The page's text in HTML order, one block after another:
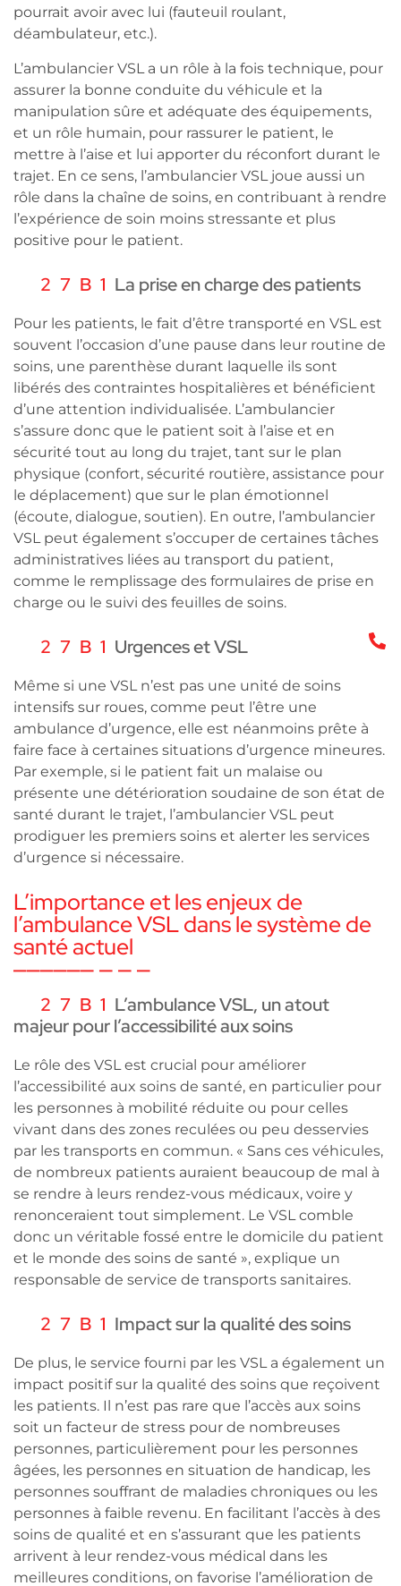
pourrait avoir avec lui (fauteuil roulant,
déambulateur, etc.).
L’ambulancier VSL a un rôle à la fois technique, pour
assurer la bonne conduite du véhicule et la
manipulation sûre et adéquate des équipements,
et un rôle humain, pour rassurer le patient, le
mettre à l’aise et lui apporter du réconfort durant le
trajet. En ce sens, l’ambulancier VSL joue aussi un
rôle dans la chaîne de soins, en contribuant à rendre
l’expérience de soin moins stressante et plus
positive pour le patient.
La prise en charge des patients
Pour les patients, le fait d’être transporté en VSL est
souvent l’occasion d’une pause dans leur routine de
soins, une parenthèse durant laquelle ils sont
libérés des contraintes hospitalières et bénéficient
d’une attention individualisée. L’ambulancier
s’assure donc que le patient soit à l’aise et en
sécurité tout au long du trajet, tant sur le plan
physique (confort, sécurité routière, assistance pour
le déplacement) que sur le plan émotionnel
(écoute, dialogue, soutien). En outre, l’ambulancier
VSL peut également s’occuper de certaines tâches
administratives liées au transport du patient,
comme le remplissage des formulaires de prise en
charge ou le suivi des feuilles de soins.
Urgences et VSL
Même si une VSL n’est pas une unité de soins
intensifs sur roues, comme peut l’être une
ambulance d’urgence, elle est néanmoins prête à
faire face à certaines situations d’urgence mineures.
Par exemple, si le patient fait un malaise ou
présente une détérioration soudaine de son état de
santé durant le trajet, l’ambulancier VSL peut
prodiguer les premiers soins et alerter les services
d’urgence si nécessaire.
L’importance et les enjeux de
l’ambulance VSL dans le système de
santé actuel
L’ambulance VSL, un atout
majeur pour l’accessibilité aux soins
Le rôle des VSL est crucial pour améliorer
l’accessibilité aux soins de santé, en particulier pour
les personnes à mobilité réduite ou pour celles
vivant dans des zones reculées ou peu desservies
par les transports en commun. « Sans ces véhicules,
de nombreux patients auraient beaucoup de mal à
se rendre à leurs rendez-vous médicaux, voire y
renonceraient tout simplement. Le VSL comble
donc un véritable fossé entre le domicile du patient
et le monde des soins de santé », explique un
responsable de service de transports sanitaires.
Impact sur la qualité des soins
De plus, le service fourni par les VSL a également un
impact positif sur la qualité des soins que reçoivent
les patients. Il n’est pas rare que l’accès aux soins
soit un facteur de stress pour de nombreuses
personnes, particulièrement pour les personnes
âgées, les personnes en situation de handicap, les
personnes souffrant de maladies chroniques ou les
personnes à faible revenu. En facilitant l’accès à des
soins de qualité et en s’assurant que les patients
arrivent à leur rendez-vous médical dans les
meilleures conditions, on favorise l’amélioration de